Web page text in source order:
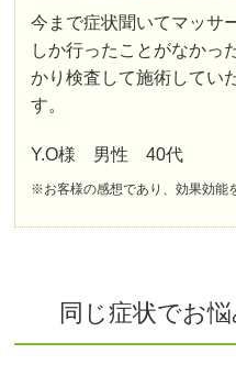
今まで症状聞いてマッサ
しか行ったことがなかっ
かり検査して施術してい
す。
Y.O様 男性 40代
※お客様の感想であり、効果効能
同じ症状でお